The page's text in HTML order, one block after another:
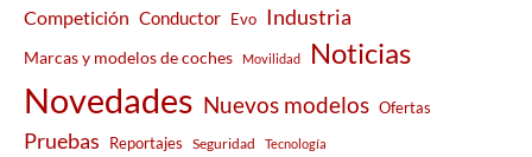
Competición Conductor Evo Industria
Marcas y modelos de coches Movilidad Noticias
Novedades Nuevos modelos Ofertas
Pruebas Reportajes Seguridad Tecnología